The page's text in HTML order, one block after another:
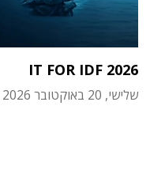
IT FOR IDF 2026
שלישי, 20 באוקטובר 2026